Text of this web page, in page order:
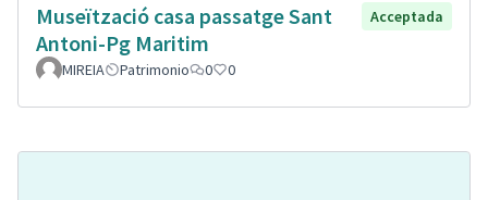
Museïtzació casa passatge Sant
Antoni-Pg Maritim
Acceptada
MIREIA Patrimonio 0 0